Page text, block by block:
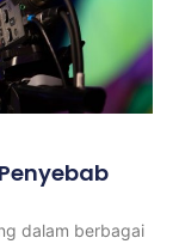
dalam berbagai